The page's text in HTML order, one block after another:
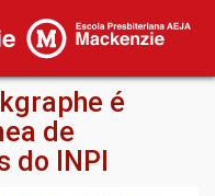
é
de
INPI